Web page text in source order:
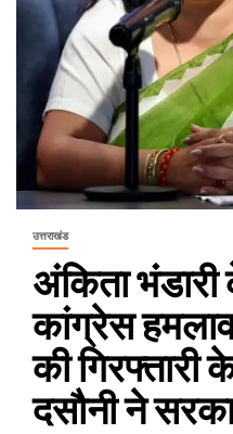
उत्तराखंड
अंकिता
कांग्रेस
की गिरफ्तारी
दसौनी ने